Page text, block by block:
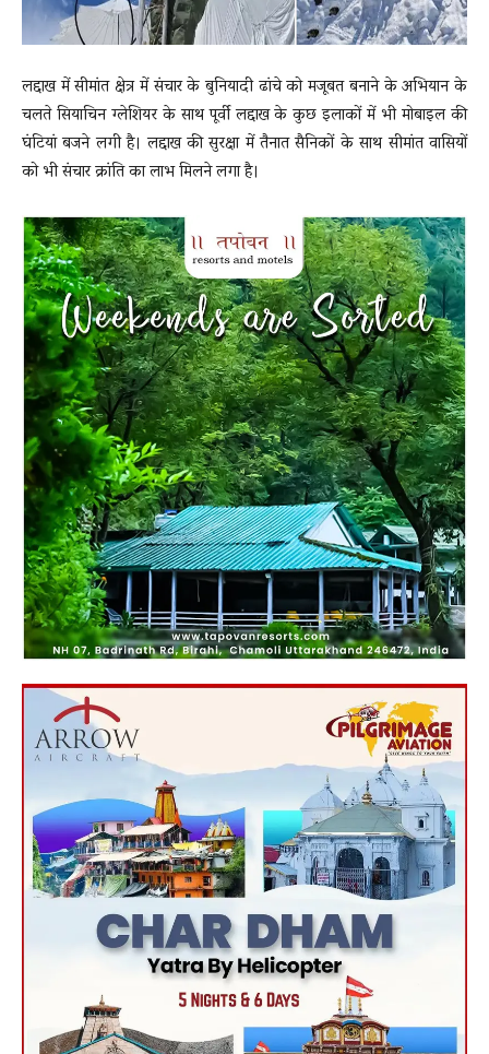
लद्दाख में सीमांत क्षेत्र में संचार के बुनियादी ढांचे को मजूबत बनाने के अभियान के
चलते सियाचिन ग्लेशियर के साथ पूर्वी लद्दाख के कुछ इलाकों में भी मोबाइल की
घंटियां बजने लगी है। लद्दाख की सुरक्षा में तैनात सैनिकों के साथ सीमांत वासियों
को भी संचार क्रांति का लाभ मिलने लगा है।